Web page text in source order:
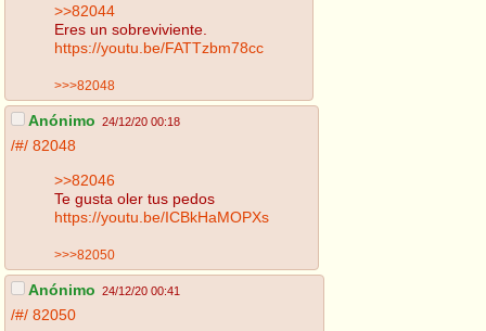
>>82044
Eres un sobreviviente.
https://youtu.be/FATTzbm78cc
>>>82048
Anónimo 24/12/20 00:18
/#/ 82048
>>82046
Te gusta oler tus pedos
https://youtu.be/ICBkHaMOPXs
>>>82050
Anónimo 24/12/20 00:41
/#/ 82050